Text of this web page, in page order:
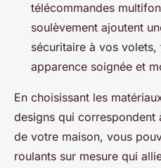
télécommandes
soulèvement ajoutent
sécuritaire à vos
apparence soignée et
En choisissant les
designs qui correspondent
de votre maison, vous
roulants sur mesure qui